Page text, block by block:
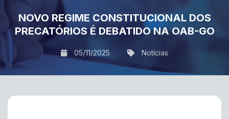
NOVO REGIME CONSTITUCIONAL DOS
PRECATÓRIOS É DEBATIDO NA OAB-GO
05/11/2025 Notícias